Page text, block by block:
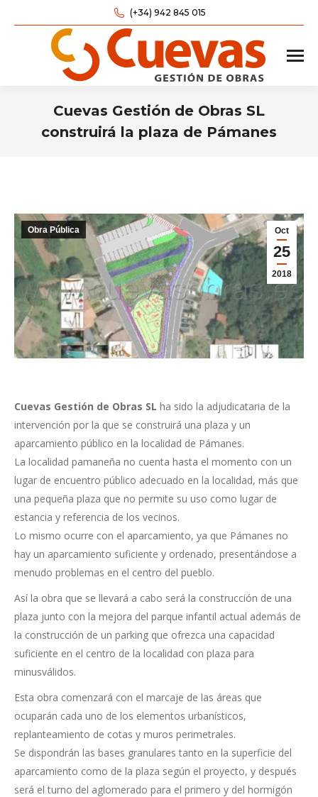
(+34) 942 845 015
Cuevas Gestión de Obras SL
construirá la plaza de Pámanes
Oct
25
2018
Obra Pública
Cuevas Gestión de Obras SL ha sido la adjudicataria de la
intervención por la que se construirá una plaza y un
aparcamiento público en la localidad de Pámanes.
La localidad pamaneña no cuenta hasta el momento con un
lugar de encuentro público adecuado en la localidad, más que
una pequeña plaza que no permite su uso como lugar de
estancia y referencia de los vecinos.
Lo mismo ocurre con el aparcamiento, ya que Pámanes no
hay un aparcamiento suficiente y ordenado, presentándose a
menudo problemas en el centro del pueblo.
Así la obra que se llevará a cabo será la construcción de una
plaza junto con la mejora del parque infantil actual además de
la construcción de un parking que ofrezca una capacidad
suficiente en el centro de la localidad con plaza para
minusválidos.
Esta obra comenzará con el marcaje de las áreas que
ocuparán cada uno de los elementos urbanísticos,
replanteamiento de cotas y muros perimetrales.
Se dispondrán las bases granulares tanto en la superficie del
aparcamiento como de la plaza según el proyecto, y después
será el turno del aglomerado para el primero y del hormigón